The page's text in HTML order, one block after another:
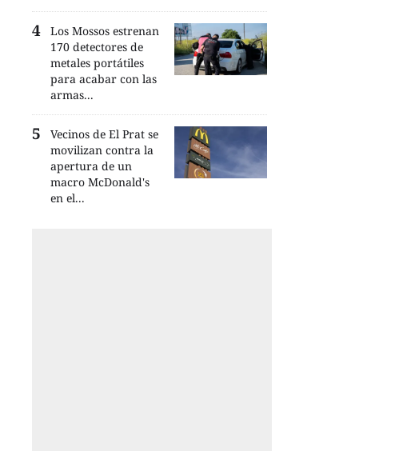
Los Mossos estrenan
170 detectores de
metales portátiles
para acabar con las
armas...
Vecinos de El Prat se
movilizan contra la
apertura de un
macro McDonald's
en el...